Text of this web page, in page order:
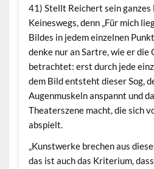
41) Stellt Reichert sein ganzes
Keineswegs, denn „Für mich
Bildes in jedem einzelnen
denke nur an Sartre, wie er
betrachtet: erst durch jede
dem Bild entsteht dieser Sog,
Augenmuskeln anspannt und
Theaterszene macht, die sich
abspielt.
„Kunstwerke brechen aus
das ist auch das Kriterium,